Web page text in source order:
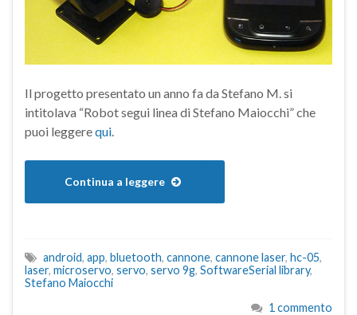
Il progetto presentato un anno fa da Stefano M. si
intitolava “Robot segui linea di Stefano Maiocchi” che
puoi leggerequi
Continua a leggere
android, app, bluetooth, cannone, cannone laser, hc-05,
laser, microservo, servo, servo 9g, SoftwareSerial library,
Stefano Maiocchi
1 commento